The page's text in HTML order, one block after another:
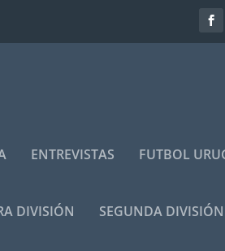
ENTREVISTAS FUTBOL
DIVISIÓN SEGUNDA